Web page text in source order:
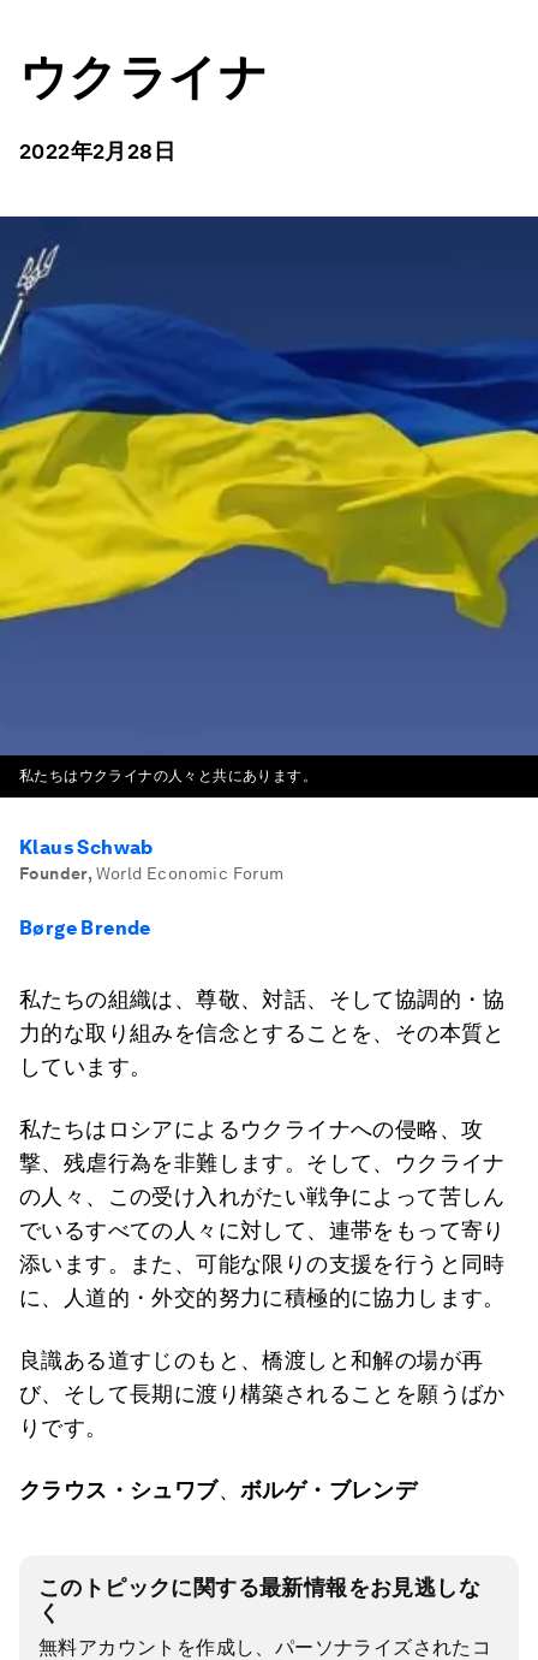
ウクライナ
2022年2月28日
私たちはウクライナの人々と共にあります。
Klaus Schwab
Founder, World Economic Forum
Børge Brende
私たちの組織は、尊敬、対話、そして協調的・協
力的な取り組みを信念とすることを、その本質と
しています。
私たちはロシアによるウクライナへの侵略、攻
撃、残虐行為を非難します。そして、ウクライナ
の人々、この受け入れがたい戦争によって苦しん
でいるすべての人々に対して、連帯をもって寄り
添います。また、可能な限りの支援を行うと同時
に、人道的・外交的努力に積極的に協力します。
良識ある道すじのもと、橋渡しと和解の場が再
び、そして長期に渡り構築されることを願うばか
りです。
クラウス・シュワブ、ボルゲ・ブレンデ
このトピックに関する最新情報をお見逃しな
く
無料アカウントを作成し、パーソナライズされたコ